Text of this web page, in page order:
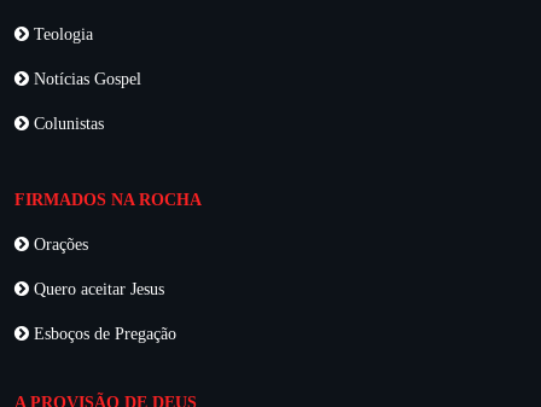
Teologia
Notícias Gospel
Colunistas
FIRMADOS NA ROCHA
Orações
Quero aceitar Jesus
Esboços de Pregação
A PROVISÃO DE DEUS